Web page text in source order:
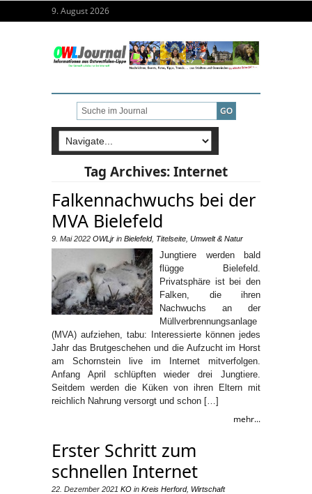
9. August 2026
Tag Archives:Internet
Falkennachwuchs bei der
MVA Bielefeld
9. Mai 2022 OWLjr in Bielefeld, Titelseite Umwelt & Natur
Jungtiere werden bald
flügge Bielefeld.
Privatsphäre ist bei den
Falken, die ihren
Nachwuchs an der
Müllverbrennungsanlage
(MVA) aufziehen, tabu: Interessierte können jedes
Jahr das Brutgeschehen und die Aufzucht im Horst
am Schornstein live im Internet mitverfolgen.
Anfang April schlüpften wieder drei Jungtiere.
Seitdem werden die Küken von ihren Eltern mit
reichlich Nahrung versorgt und schon […]
mehr...
Erster Schritt zum
schnellen Internet
22. Dezember 2021 KO in Kreis Herford, Wirtschaft